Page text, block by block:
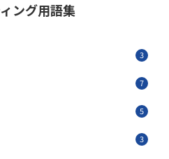
ング用語集
3
7
5
3